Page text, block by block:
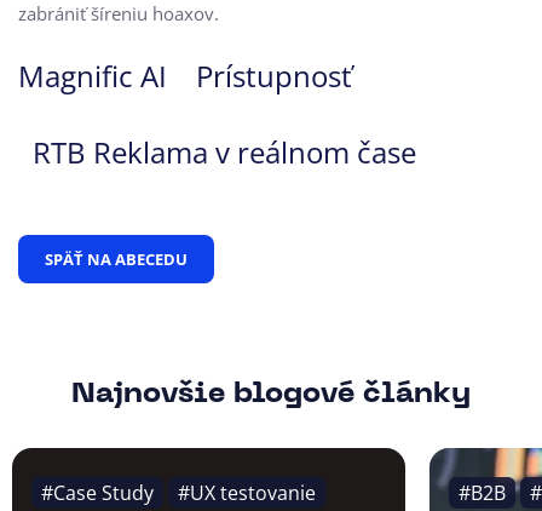
zabrániť šíreniu hoaxov.
Magnific AI
Prístupnosť
RTB Reklama v reálnom čase
SPÄŤ NA ABECEDU
Najnovšie blogové články
#Case Study
#UX testovanie
#B2B